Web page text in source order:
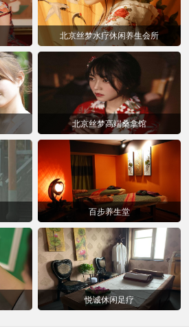
北京丝梦水疗休闲养生会所
北京丝梦高端桑拿馆
百步养生堂
悦诚休闲足疗